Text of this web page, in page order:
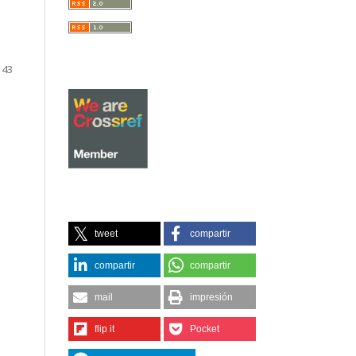
tweet compartir
compartir compartir
mail impresión
flip it Pocket